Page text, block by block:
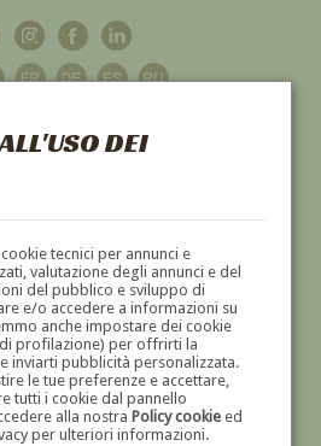
DEI
tecnici per annunci e
valutazione degli annunci e del
del pubblico e sviluppo di
e/o accedere a informazioni su
anche impostare dei cookie
profilazione) per offrirti la
inviarti pubblicità personalizzata.
le tue preferenze e accettare,
tutti i cookie dal pannello
alla nostra Policy cookieed
per ulteriori informazioni.
GALLERIAD'ARTE
SCULTURE '800 E '900